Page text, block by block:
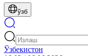
ўзб
Ўзбекистон